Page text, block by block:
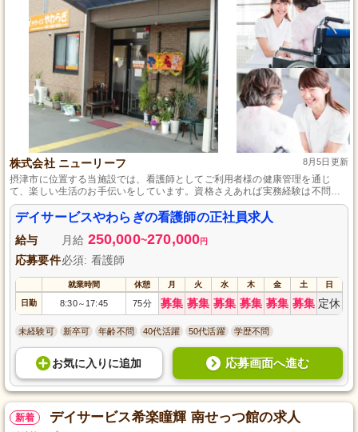
株式会社 ニューリーフ 8月5日更新
摂津市に位置する当施設では、看護師としてご利用者様の健康管理を通じ
て、楽しい生活のお手伝いをしています。資格さえあれば実務経験は不問
で、毎週日曜日の定休日があり、賞与制度も充実していますので、やりがい
を感じながら働ける環境です。
デイサービスやわらぎの看護師の正社員求人
給与 月給 250,000~270,000円
応募要件必須: 看護師
就業時間 休憩 月 火 水 木 金 土 日
日勤 8:30～ 17:45 75分 募集 募集 募集 募集 募集 募集 定休
未経験可 新卒可 年齢不問 40代活躍 50代活躍 学歴不問
お気に入り に追加 応募画面へ進む
新着 デイサービス希楽瞳輝 南せっつ館の求人